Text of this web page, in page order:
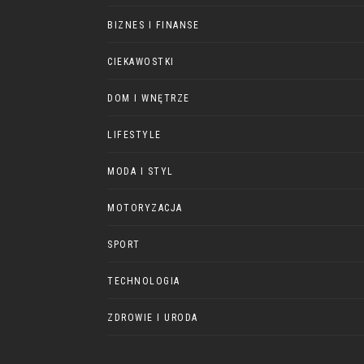
BIZNES I FINANSE
CIEKAWOSTKI
DOM I WNĘTRZE
LIFESTYLE
MODA I STYL
MOTORYZACJA
SPORT
TECHNOLOGIA
ZDROWIE I URODA